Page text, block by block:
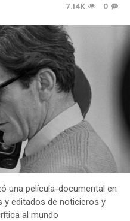
7.14K 0
una película-documental en
y editados de noticieros y
al mundo